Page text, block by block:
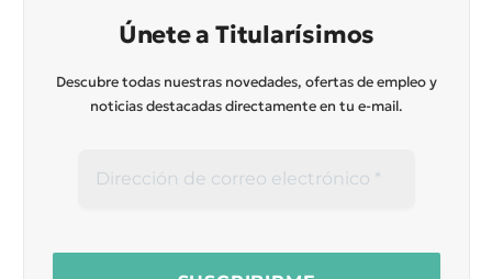
Únete a Titularísimos
Descubre todas nuestras novedades, ofertas de empleo y
noticias destacadas directamente en tu e-mail.